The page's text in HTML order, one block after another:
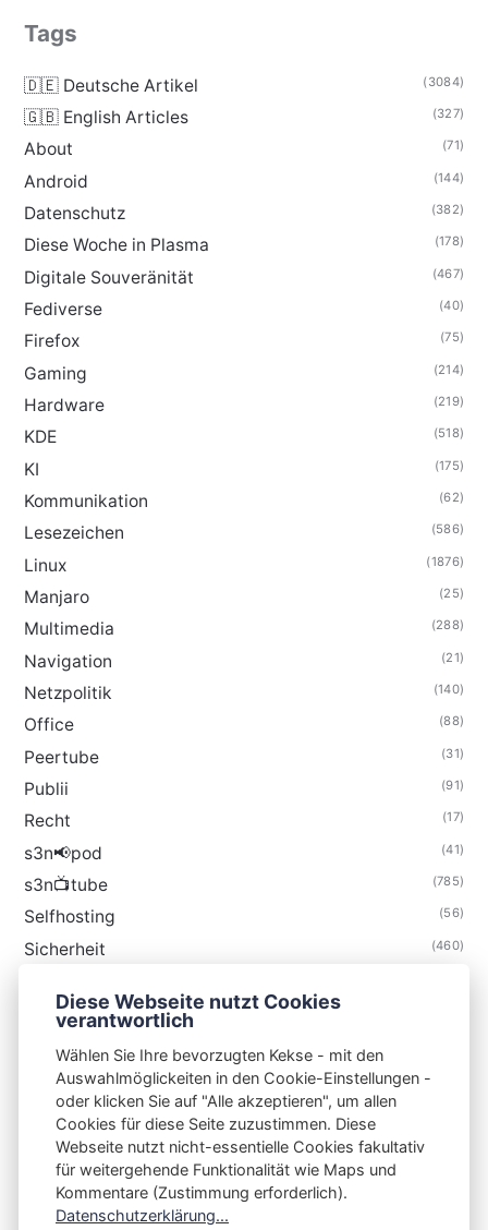
Tags
🇩🇪 Deutsche Artikel (3084)
🇬🇧 English Articles (327)
About (71)
Android (144)
Datenschutz (382)
Diese Woche in Plasma (178)
Digitale Souveränität (467)
Fediverse (40)
Firefox (75)
Gaming (214)
Hardware (219)
KDE (518)
KI (175)
Kommunikation (62)
Lesezeichen (586)
Linux (1876)
Manjaro (25)
Multimedia (288)
Navigation (21)
Netzpolitik (140)
Office (88)
Peertube (31)
Publii (91)
Recht (17)
s3n📢pod (41)
s3n📺tube (785)
Selfhosting (56)
Sicherheit (460)
Thunderbird
S3N🧩NET
Integrating Open-Source Blog Network (iOSBN)
Impressum
Kontakt
Diese Webseite nutzt Cookies
verantwortlich
Wählen Sie Ihre bevorzugten Kekse - mit den
Auswahlmöglickeiten in den Cookie-Einstellungen -
oder klicken Sie auf "Alle akzeptieren", um allen
Cookies für diese Seite zuzustimmen. Diese
Webseite nutzt nicht-essentielle Cookies fakultativ
für weitergehende Funktionalität wie Maps und
Kommentare (Zustimmung erforderlich).
Datenschutzerklärung...